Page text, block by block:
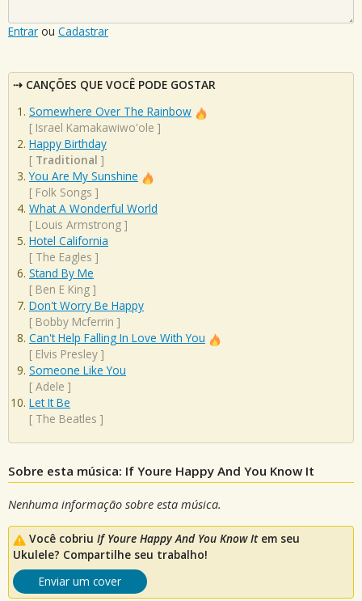
Entrar ou Cadastrar
CANÇÕES QUE VOCÊ PODE GOSTAR
Somewhere Over The Rainbow
[ Israel Kamakawiwo'ole ]
Happy Birthday
[ Traditional ]
You Are My Sunshine
[ Folk Songs ]
What A Wonderful World
[ Louis Armstrong ]
Hotel California
[ The Eagles ]
Stand By Me
[ Ben E King ]
Don't Worry Be Happy
[ Bobby Mcferrin ]
Can't Help Falling In Love With You
[ Elvis Presley ]
Someone Like You
[ Adele ]
Let It Be
[ The Beatles ]
Sobre esta música: If Youre Happy And You Know It
Nenhuma informação sobre esta música.
Você cobriu If Youre Happy And You Know Item seu
Ukulele? Compartilhe seu trabalho!
Enviar um cover